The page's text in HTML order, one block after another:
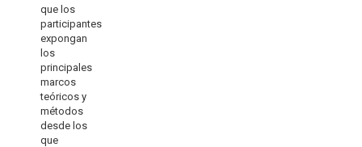
que los
participantes
expongan
los
principales
marcos
teóricos y
métodos
desde los
que